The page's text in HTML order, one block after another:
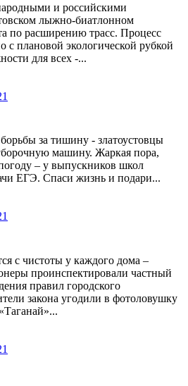
и российскими
лыжно-биатлонном
по расширению трасс. Процесс
с плановой экологической рубкой
для всех -...
за тишину - златоустовцы
машину. Жаркая пора,
– у выпускников школ
ЕГЭ. Спаси жизнь и подари...
с чистоты у каждого дома –
проинспектировали частный
правил городского
закона угодили в фотоловушку